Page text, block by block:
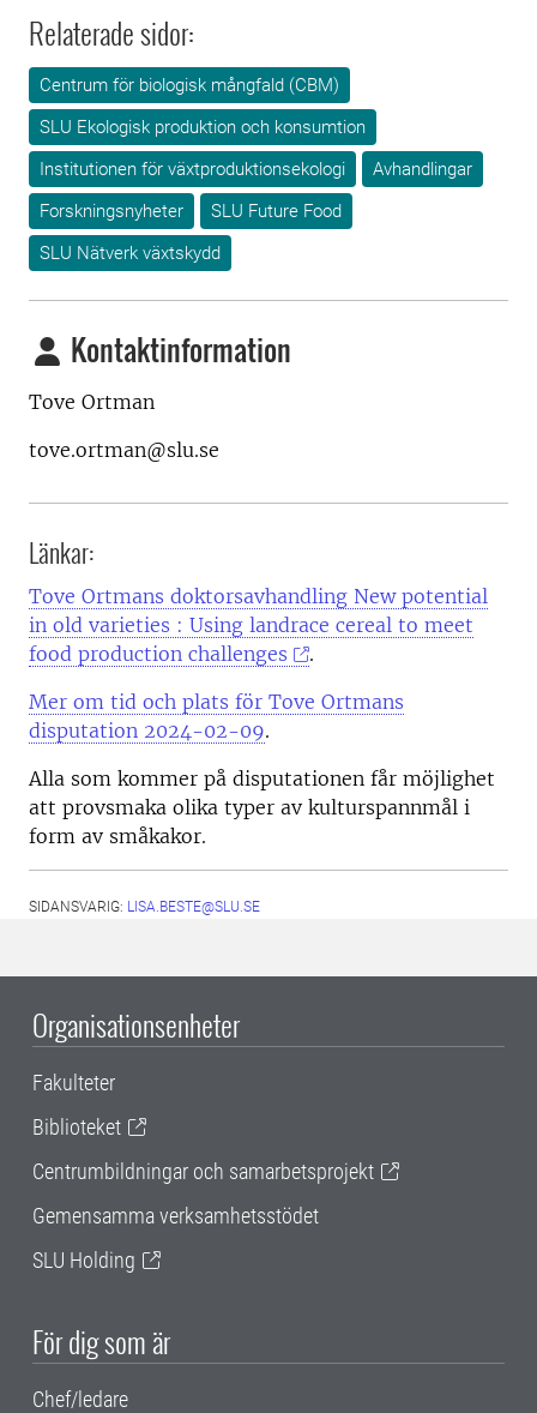
Relaterade sidor:
Centrum för biologisk mångfald (CBM)
SLU Ekologisk produktion och konsumtion
Institutionen för växtproduktionsekologi
Avhandlingar
Forskningsnyheter
SLU Future Food
SLU Nätverk växtskydd
Kontaktinformation
Tove Ortman
tove.ortman@slu.se
Länkar:
Tove Ortmans doktorsavhandling New potential
in old varieties : Using landrace cereal to meet
food production challenges
.
Mer om tid och plats för Tove Ortmans
disputation 2024-02-09.
Alla som kommer på disputationen får möjlighet
att provsmaka olika typer av kulturspannmål i
form av småkakor.
SIDANSVARIG: LISA.BESTE@SLU.SE
Organisationsenheter
Fakulteter
Biblioteket
Centrumbildningar och samarbetsprojekt
Gemensamma verksamhetsstödet
SLU Holding
För dig som är
Chef/ledare